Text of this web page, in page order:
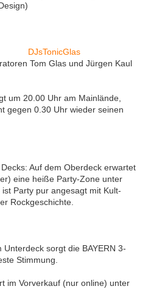
DJsTonicGlas
Tom Glas und Jürgen Kaul
um 20.00 Uhr am Mainlände,
gegen 0.30 Uhr wieder seinen
Auf dem Oberdeck erwartet
eine heiße Party-Zone unter
Party pur angesagt mit Kult-
Rockgeschichte.
sorgt die BAYERN 3-
Stimmung.
im Vorverkauf (nur online) unter